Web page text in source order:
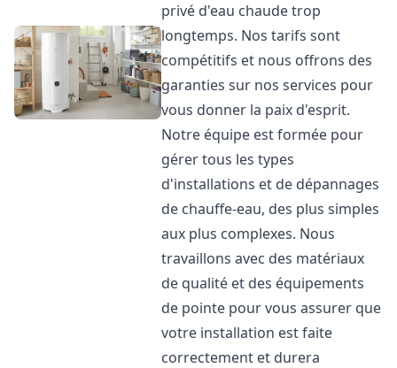
privé d'eau chaude trop
longtemps. Nos tarifs sont
compétitifs et nous offrons des
garanties sur nos services pour
vous donner la paix d'esprit.
Notre équipe est formée pour
gérer tous les types
d'installations et de dépannages
de chauffe-eau, des plus simples
aux plus complexes. Nous
travaillons avec des matériaux
de qualité et des équipements
de pointe pour vous assurer que
votre installation est faite
correctement et durera